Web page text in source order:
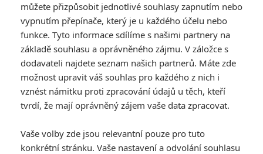
Kluci z party: Jim Parsons
hostí gay večírek, který
změnil kulturu
Napsal:Petr Slavík - (Anarvin), 06.09.2020 11:57
můžete přizpůsobit jednotlivé souhlasy zapnutím nebo
vypnutím přepínače, který je u každého účelu nebo
funkce. Tyto informace sdílíme s našimi partnery na
základě souhlasu a oprávněného zájmu. V záložce s
dodavateli najdete seznam našich partnerů. Máte zde
možnost upravit váš souhlas pro každého z nich i
vznést námitku proti zpracování údajů u těch, kteří
tvrdí, že mají oprávněný zájem vaše data zpracovat.
Vaše volby zde jsou relevantní pouze pro tuto
konkrétní stránku. Vaše nastavení a odvolání souhlasu